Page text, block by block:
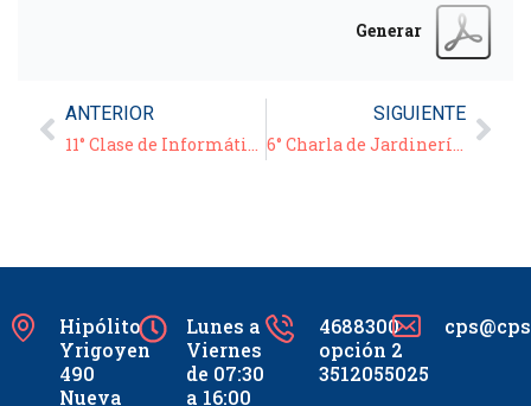
Generar
ANTERIOR
11° Clase de Informática – Video/Tutorial: «Dibujos Simples» – 23/09/20
SIGUIENTE
6° Charla de Jardinería – Bloque 2: “Tareas del jardín en Primavera: insectos y huerta en primavera”
Hipólito
Yrigoyen
490
Nueva
Lunes a
Viernes
de 07:30
a 16:00
4688300
opción 2
3512055025